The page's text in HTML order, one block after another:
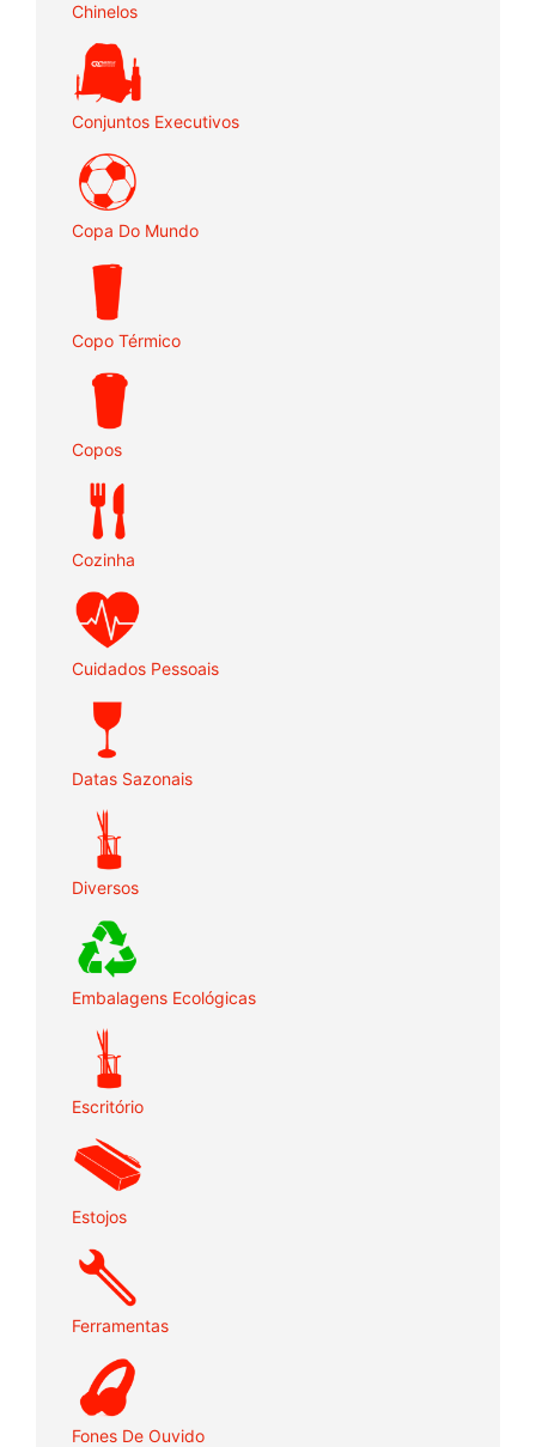
Chinelos
Conjuntos Executivos
Copa Do Mundo
Copo Térmico
Copos
Cozinha
Cuidados Pessoais
Datas Sazonais
Diversos
Embalagens Ecológicas
Escritório
Estojos
Ferramentas
Fones De Ouvido